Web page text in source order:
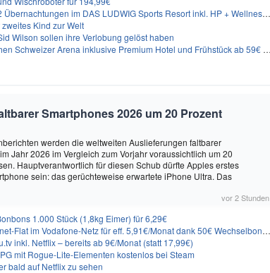
im DAS LUDWIG Sports Resort inkl. HP + Wellness ab 174€ p.P.
Kind zur Welt
Wilson sollen ihre Verlobung gelöst haben
Schweizer Arena inklusive Premium Hotel und Frühstück ab 59€ p.P.
Smartphones 2026 um 20 Prozent
werden die weltweiten Auslieferungen faltbarer
Jahr 2026 im Vergleich zum Vorjahr voraussichtlich um 20
Hauptverantwortlich für diesen Schub dürfte Apples erstes
sein: das gerüchteweise erwartete iPhone Ultra. Das
vor 2 Stunden
1.000 Stück (1,8kg Eimer) für 6,29€
im Vodafone-Netz für eff. 5,91€/Monat dank 50€ Wechselbonus + 0€ AG
inkl. Netflix – bereits ab 9€/Monat (statt 17,99€)
mit Rogue-Lite-Elementen kostenlos bei Steam
bald auf Netflix zu sehen